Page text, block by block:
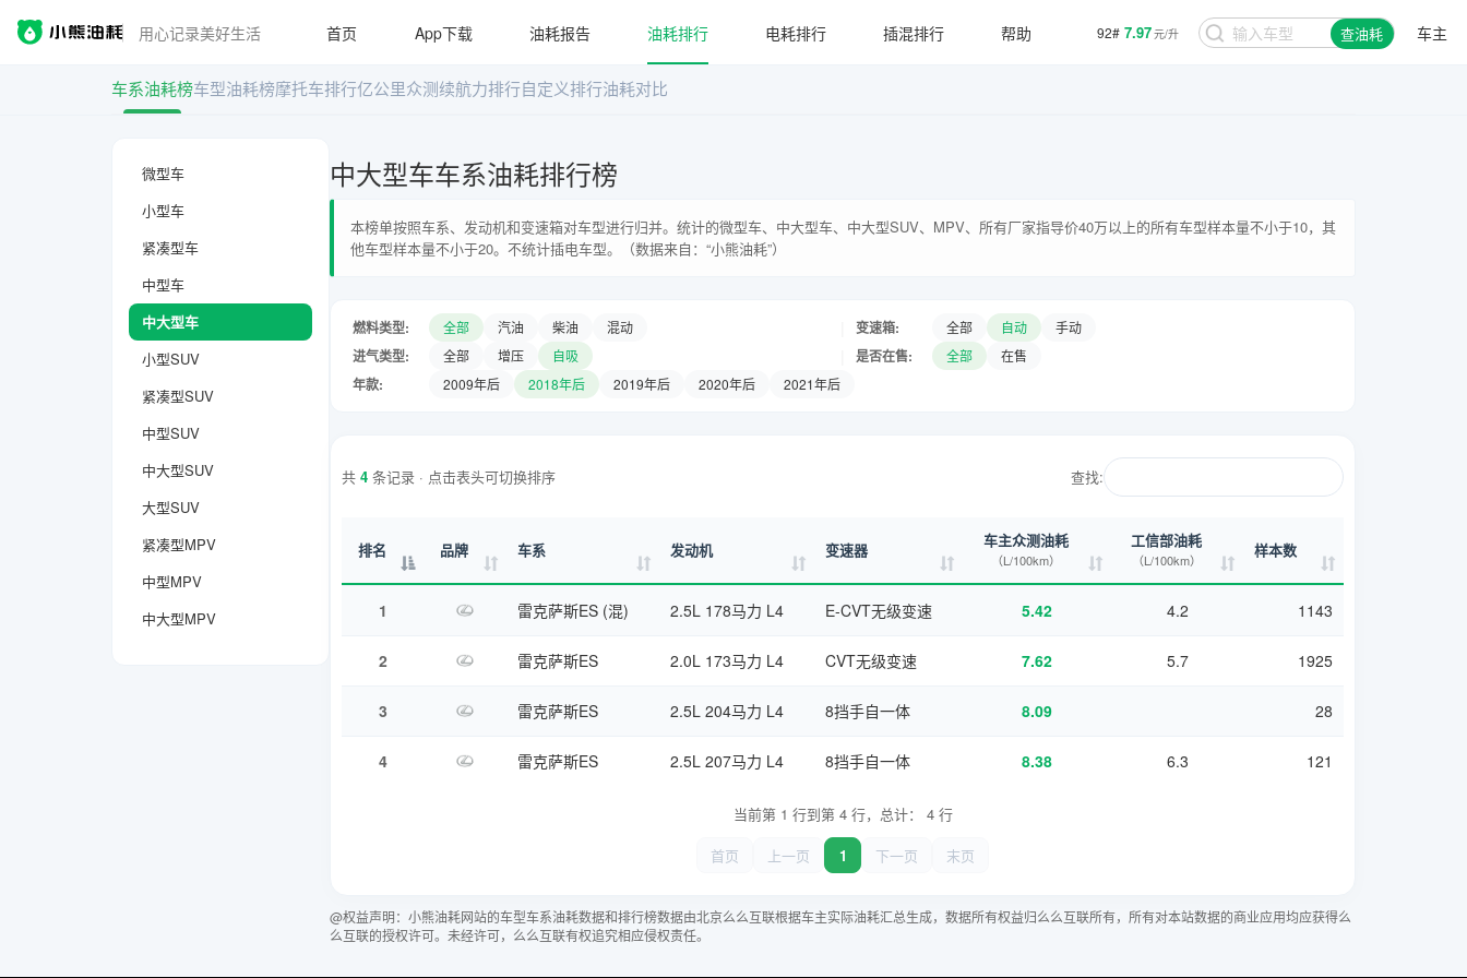
用心记录美好生活 92# 7.97元/升 查油耗 车主
首页 App下载 油耗报告 油耗排行 电耗排行 插混排行 帮助
车系油耗榜车型油耗榜摩托车排行亿公里众测续航力排行自定义排行油耗对比
微型车
小型车
紧凑型车
中型车
中大型车
小型SUV
紧凑型SUV
中型SUV
中大型SUV
大型SUV
紧凑型MPV
中型MPV
中大型MPV
中大型车车系油耗排行榜
本榜单按照车系、发动机和变速箱对车型进行归并。统计的微型车、中大型车、中大型SUV、MPV、所有厂家指导价40万以上的所有车型样本量不小于10，其
他车型样本量不小于20。不统计插电车型。（数据来自：“小熊油耗”）
燃料类型: 全部 汽油 柴油 混动 变速箱: 全部 自动 手动
进气类型: 全部 增压 自吸 是否在售: 全部 在售
年款: 2009年后 2018年后 2019年后 2020年后 2021年后
共 4 条记录 · 点击表头可切换排序 查找:
排名 品牌 车系 发动机 变速器 车主众测油耗
（L/100km）
工信部油耗
（L/100km） 样本数
1 雷克萨斯ES (混) 2.5L 178马力 L4 E-CVT无级变速 5.42 4.2 1143
2 雷克萨斯ES 2.0L 173马力 L4 CVT无级变速 7.62 5.7 1925
3 雷克萨斯ES 2.5L 204马力 L4 8挡手自一体 8.09 28
4 雷克萨斯ES 2.5L 207马力 L4 8挡手自一体 8.38 6.3 121
当前第 1 行到第 4 行，总计： 4 行
首页
上一页 1 下一页 末页
@权益声明：小熊油耗网站的车型车系油耗数据和排行榜数据由北京么么互联根据车主实际油耗汇总生成，数据所有权益归么么互联所有，所有对本站数据的商业应用均应获得么
么互联的授权许可。未经许可，么么互联有权追究相应侵权责任。